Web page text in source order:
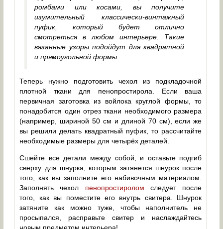
ромбами или косами, вы получите
изумительный классически-винтажный
пуфик, который будет отлично
смотреться в любом интерьере. Такие
вязанные узоры подойдут для квадратной
и прямоугольной формы.
Теперь нужно подготовить чехол из подкладочной
плотной ткани для пенопростирола. Если ваша
первичная заготовка из войлока круглой формы, то
понадобится один отрез ткани необходимого размера
(например, шириной 50 см и длиной 70 см), если же
вы решили делать квадратный пуфик, то рассчитайте
необходимые размеры для четырёх деталей.
Сшейте все детали между собой, и оставьте подгиб
сверху для шнурка, которым затянется шнурок после
того, как вы заполните его набивочным материалом.
Заполнять чехол пенопростироломследует после
того, как вы поместите его внутрь свитера. Шнурок
затяните как можно туже, чтобы наполнитель не
просыпался, расправьте свитер и наслаждайтесь
новым предметом интерьера!